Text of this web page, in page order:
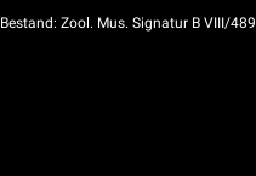
Bestand: Zool. Mus. Signatur B VIII/489